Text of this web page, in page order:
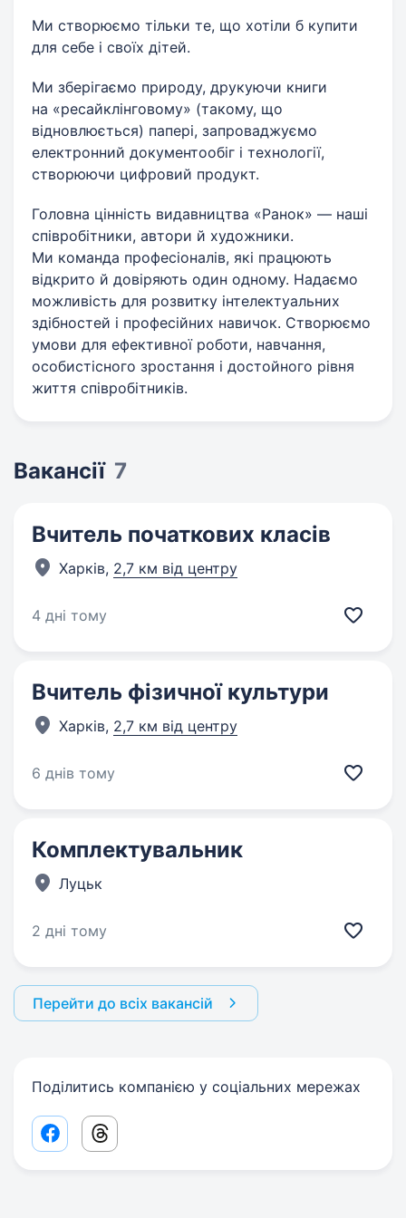
Ми створюємо тільки те, що хотіли б купити
для себе і своїх дітей.
Ми зберігаємо природу, друкуючи книги
на «ресайклінговому» (такому, що
відновлюється) папері, запроваджуємо
електронний документообіг і технології,
створюючи цифровий продукт.
Головна цінність видавництва «Ранок» — наші
співробітники, автори й художники.
Ми команда професіоналів, які працюють
відкрито й довіряють один одному. Надаємо
можливість для розвитку інтелектуальних
здібностей і професійних навичок. Створюємо
умови для ефективної роботи, навчання,
особистісного зростання і достойного рівня
життя співробітників.
Вакансії 7
Вчитель початкових класів
Харків, 2,7 км від центру
4 дні тому
Вчитель фізичної культури
Харків, 2,7 км від центру
6 днів тому
Комплектувальник
Луцьк
2 дні тому
Перейти до всіх вакансій
Поділитись компанією у соціальних мережах
Facebook share link
Threads share link